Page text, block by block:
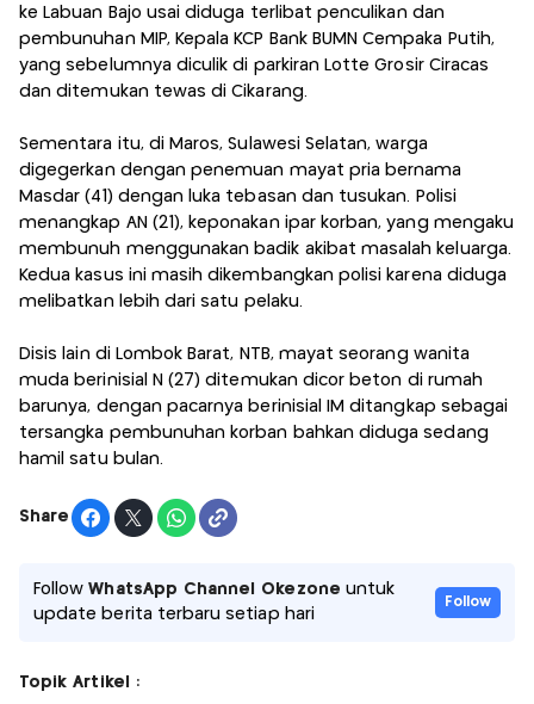
ke Labuan Bajo usai diduga terlibat penculikan dan
pembunuhan MIP, Kepala KCP Bank BUMN Cempaka Putih,
yang sebelumnya diculik di parkiran Lotte Grosir Ciracas
dan ditemukan tewas di Cikarang.
Sementara itu, di Maros, Sulawesi Selatan, warga
digegerkan dengan penemuan mayat pria bernama
Masdar (41) dengan luka tebasan dan tusukan. Polisi
menangkap AN (21), keponakan ipar korban, yang mengaku
membunuh menggunakan badik akibat masalah keluarga.
Kedua kasus ini masih dikembangkan polisi karena diduga
melibatkan lebih dari satu pelaku.
Disis lain di Lombok Barat, NTB, mayat seorang wanita
muda berinisial N (27) ditemukan dicor beton di rumah
barunya, dengan pacarnya berinisial IM ditangkap sebagai
tersangka pembunuhan korban bahkan diduga sedang
hamil satu bulan.
Share
FollowWhatsApp Channel Okezone untuk
update berita terbaru setiap hari
Follow
Topik Artikel :